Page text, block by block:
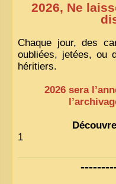
2026, Ne
Chaque jour, des
oubliées, jetées, ou
héritiers.
2026 sera
1